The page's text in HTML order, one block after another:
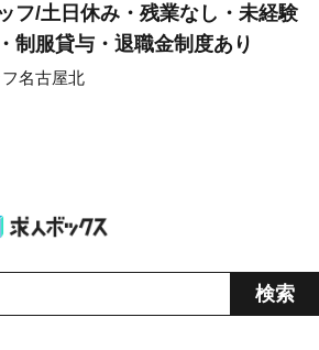
フ/土日休み・残業なし・未経験
制服貸与・退職金制度あり
名古屋北